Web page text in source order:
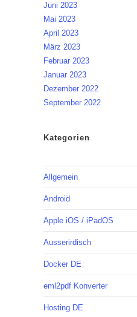
Juni 2023
Mai 2023
April 2023
März 2023
Februar 2023
Januar 2023
Dezember 2022
September 2022
Kategorien
Allgemein
Android
Apple iOS / iPadOS
Ausserirdisch
Docker DE
eml2pdf Konverter
Hosting DE